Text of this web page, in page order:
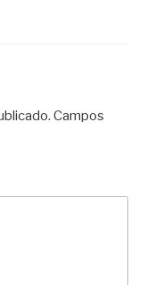
Campos